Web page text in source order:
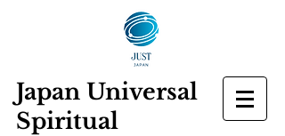
Japan Universal
Spiritual